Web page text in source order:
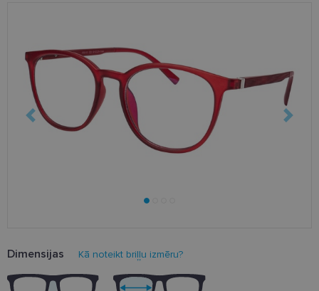
Dimensijas Kā noteikt briļļu izmēru?